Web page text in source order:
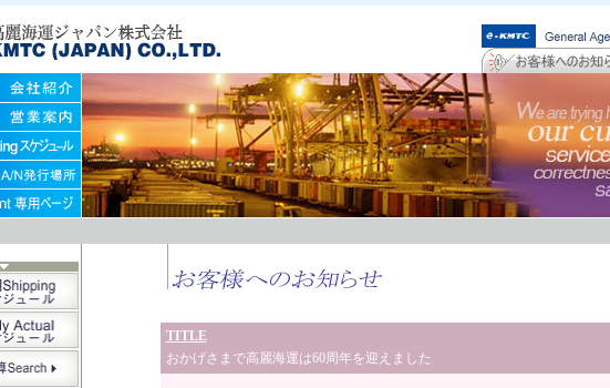
TITLE
おかげさまで高麗海運は60周年を迎えました